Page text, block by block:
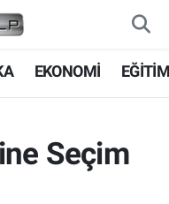
EKONOMİ
Seçim